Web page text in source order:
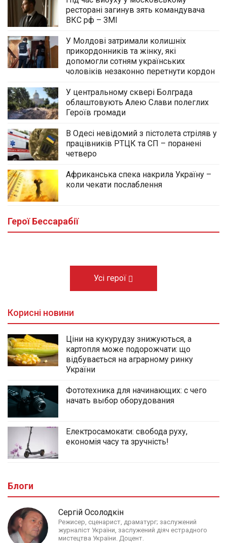
ресторані загинув зять командувача
ВКС рф – ЗМІ
У Молдові затримали колишніх
прикордонників та жінку, які
допомогли сотням українських
чоловіків незаконно перетнути кордон
У центральному сквері Болграда
облаштовують Алею Слави полеглих
Героїв громади
В Одесі невідомий з пістолета стріляв у
працівників РТЦК та СП – поранені
четверо
Африканська спека накрила Україну –
коли чекати послаблення
Герої Бессарабії
У центральному сквері Болграда
облаштовують Алею Слави полеглих
Героїв громади
03.08.2026
Усі герої
Корисні новини
Ціни на кукурудзу знижуються, а
картопля може подорожчати: що
відбувається на аграрному ринку
України
Фототехника для начинающих: с чего
начать выбор оборудования
Електросамокати: свобода руху,
економія часу та зручність!
Блоги
Сергій Осолодкін
Режисер, сценарист, драматург; заслужений
журналіст України, заслужений діяч естрадного
мистецтва України. Доцент.